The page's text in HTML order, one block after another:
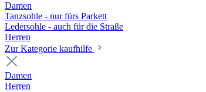
Damen
Tanzsohle - nur fürs Parkett
Ledersohle - auch für die Straße
Herren
Zur Kategorie kaufhilfe
Damen
Herren